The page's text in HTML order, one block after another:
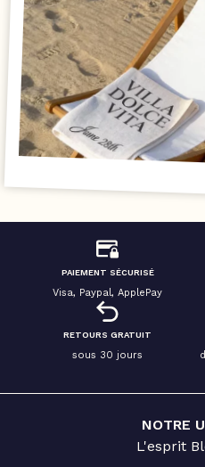
PAIEMENT SÉCURISÉ
Visa, Paypal, ApplePay
RETOURS GRATUIT
sous 30 jours
NOTRE
L'esprit